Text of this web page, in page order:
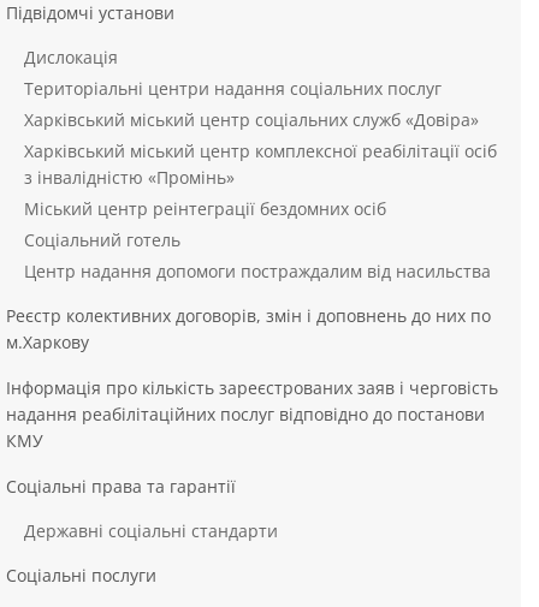
Підвідомчі установи
Дислокація
Територіальні центри надання соціальних послуг
Харківський міський центр соціальних служб «Довіра»
Харківський міський центр комплексної реабілітації осіб
з інвалідністю «Промінь»
Міський центр реінтеграції бездомних осіб
Соціальний готель
Центр надання допомоги постраждалим від насильства
Реєстр колективних договорів, змін і доповнень до них по
м.Харкову
Інформація про кількість зареєстрованих заяв і черговість
надання реабілітаційних послуг відповідно до постанови
КМУ
Соціальні права та гарантії
Державні соціальні стандарти
Соціальні послуги